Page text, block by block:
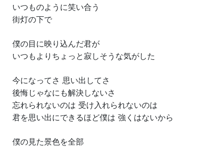
いつものように笑い合う
街灯の下で
僕の目に映り込んだ君が
いつもよりちょっと寂しそうな気がした
今になってさ 思い出してさ
後悔じゃなにも解決しないさ
忘れられないのは 受け入れられないのは
君を思い出にできるほど僕は 強くはないから
僕の見た景色を全部